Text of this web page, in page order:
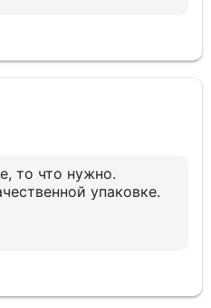
то что нужно.
упаковке.